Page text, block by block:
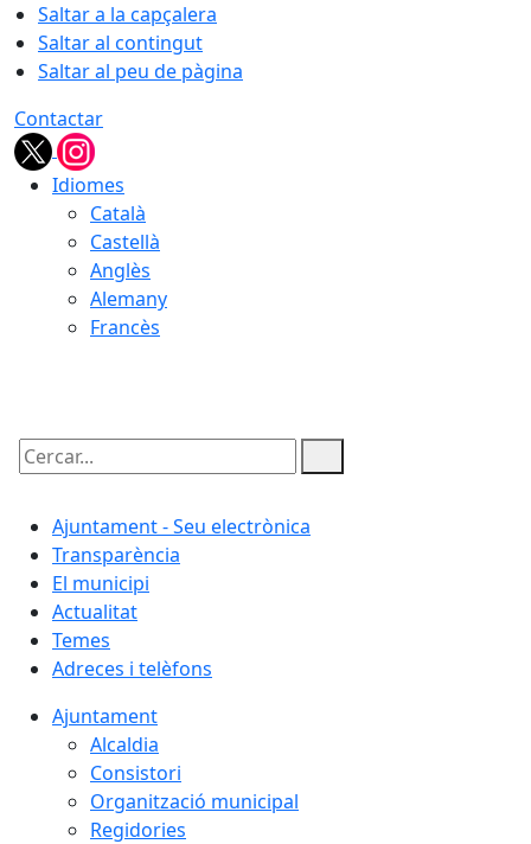
Saltar a la capçalera
Saltar al contingut
Saltar al peu de pàgina
Contactar
Idiomes
Català
Castellà
Anglès
Alemany
Francès
Cercar:
Ajuntament - Seu electrònica
Transparència
El municipi
Actualitat
Temes
Adreces i telèfons
Ajuntament
Alcaldia
Consistori
Organització municipal
Regidories